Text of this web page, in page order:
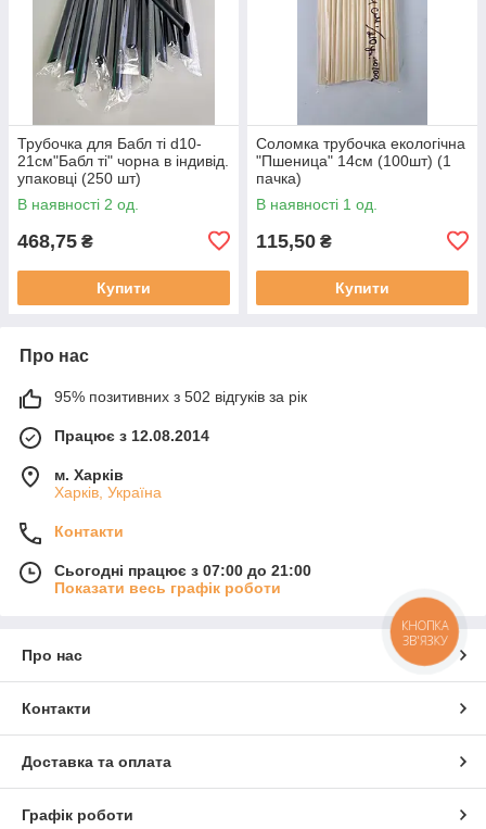
Трубочка для Бабл ті d10-
21см"Бабл ті" чорна в індивід.
упаковці (250 шт)
В наявності 2 од.
468,75 ₴
Купити
Соломка трубочка екологічна
"Пшеница" 14см (100шт) (1
пачка)
В наявності 1 од.
115,50 ₴
Купити
Про нас
95% позитивних з 502 відгуків за рік
Працює з 12.08.2014
м. Харків
Харків, Україна
Контакти
Сьогодні працює з 07:00 до 21:00
Показати весь графік роботи
Про нас
Контакти
Доставка та оплата
Графік роботи
КНОПКА
ЗВ'ЯЗКУ